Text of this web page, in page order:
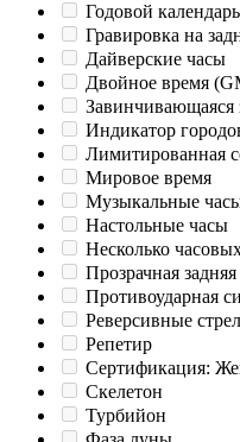
Годовой календарь
Гравировка на
Дайверские часы
Двойное время
Завинчивающаяся
Индикатор
Лимитированная
Мировое время
Музыкальные
Настольные часы
Несколько
Прозрачная
Противоударная
Реверсивные
Репетир
Сертификация:
Скелетон
Турбийон